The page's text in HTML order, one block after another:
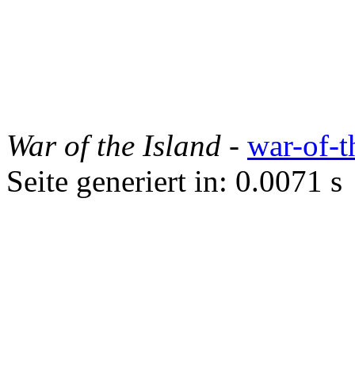
War of the Island - war-of-
Seite generiert in: 0.0071 s